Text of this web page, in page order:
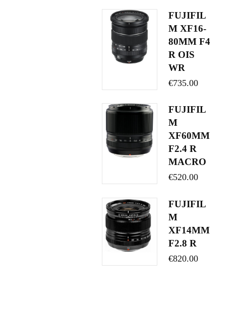
FUJIFIL
M XF16-
80MM F4
R OIS
WR
€735.00
FUJIFIL
M
XF60MM
F2.4 R
MACRO
€520.00
FUJIFIL
M
XF14MM
F2.8 R
€820.00